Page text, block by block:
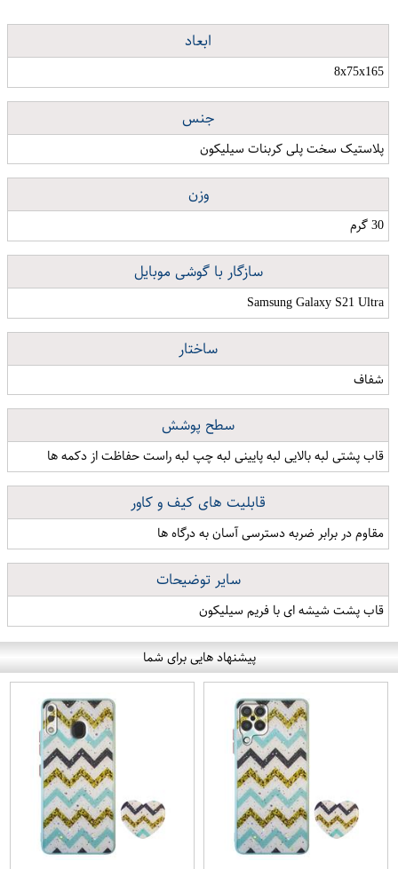
ابعاد
8x75x165
جنس
پلاستیک سخت پلی کربنات سیلیکون
وزن
30 گرم
سازگار با گوشی موبایل
Samsung Galaxy S21 Ultra
ساختار
شفاف
سطح پوشش
قاب پشتی لبه بالایی لبه پایینی لبه چپ لبه راست حفاظت از دکمه ها
قابلیت های کیف و کاور
مقاوم در برابر ضربه دسترسی آسان به درگاه ها
سایر توضیحات
قاب پشت شیشه ای با فریم سیلیکون
پیشنهاد هایی برای شما